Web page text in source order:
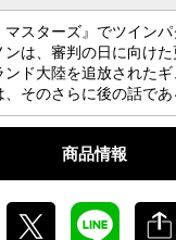
スターズ』でツイン
は、審判の日に向け
ド大陸を追放された
そのさらに後の話であ
商品情報